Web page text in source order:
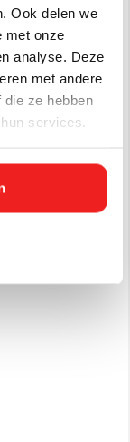
Ook delen we
met onze
analyse. Deze
met andere
ze hebben
services.